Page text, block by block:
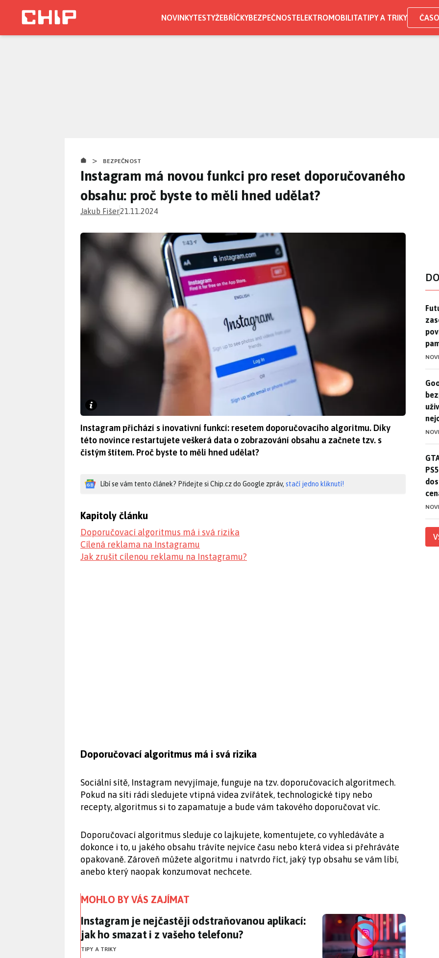
NOVINKYTESTYŽEBŘÍČKYBEZPEČNOSTELEKTROMOBILITATIPY A TRIKY
> BEZPEČNOST
Instagram má novou funkci pro reset doporučovaného
obsahu: proč byste to měli hned udělat?
Jakub Fišer21.11.2024
Instagram přichází s inovativní funkcí: resetem doporučovacího algoritmu. Díky
této novince restartujete veškerá data o zobrazování obsahu a začnete tzv. s
čistým štítem. Proč byste to měli hned udělat?
Líbí se vám tento článek? Přidejte si Chip.cz do Google zpráv, stačí jedno kliknutí!
Kapitoly článku
Doporučovací algoritmus má i svá rizika
Cílená reklama na Instagramu
Jak zrušit cílenou reklamu na Instagramu?
Doporučovací algoritmus má i svá rizika
Sociální sítě, Instagram nevyjímaje, funguje na tzv. doporučovacích algoritmech.
Pokud na síti rádi sledujete vtipná videa zvířátek, technologické tipy nebo
recepty, algoritmus si to zapamatuje a bude vám takového doporučovat víc.
Doporučovací algoritmus sleduje co lajkujete, komentujete, co vyhledáváte a
dokonce i to, u jakého obsahu trávíte nejvíce času nebo která videa si přehráváte
opakovaně. Zároveň můžete algoritmu i natvrdo říct, jaký typ obsahu se vám líbí,
anebo který naopak konzumovat nechcete.
MOHLO BY VÁS ZAJÍMAT
Instagram je nejčastěji odstraňovanou aplikací: jak ho smazat i z vašeho
Instagram je nejčastěji odstraňovanou aplikací:
jak ho smazat i z vašeho telefonu?
TIPY A TRIKY